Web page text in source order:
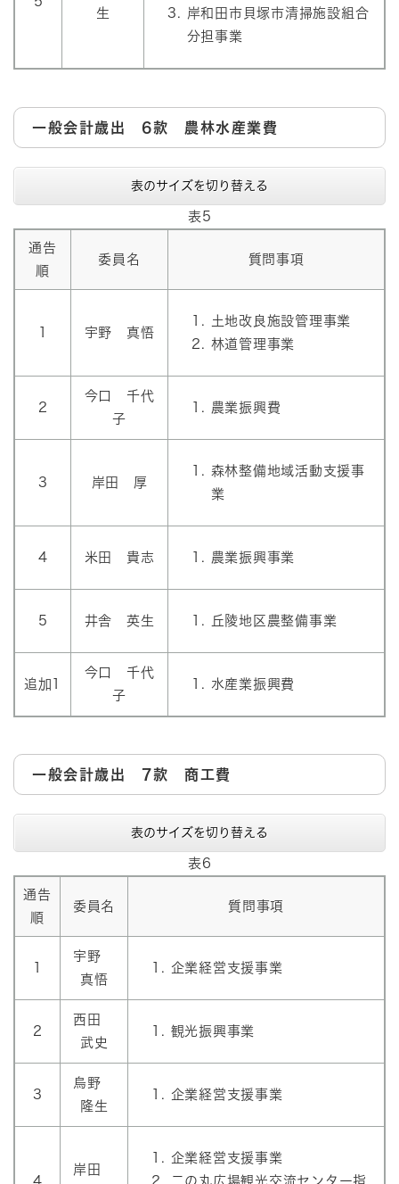
生
岸和田市貝塚市清掃施設組合
分担事業
一般会計歳出 6款 農林水産業費
表のサイズを切り替える
表5
通告
順
委員名 質問事項
宇野 真悟
土地改良施設管理事業
林道管理事業
2
今口 千代
子
農業振興費
3 岸田 厚
森林整備地域活動支援事
業
4 米田 貴志 農業振興事業
5 井舎 英生 丘陵地区農整備事業
追加1
今口 千代
子
水産業振興費
一般会計歳出 7款 商工費
表のサイズを切り替える
表6
通告
順
委員名 質問事項
宇野
真悟
企業経営支援事業
2
西田
武史
観光振興事業
3
烏野
隆生
企業経営支援事業
4
岸田
企業経営支援事業
二の丸広場観光交流センター指